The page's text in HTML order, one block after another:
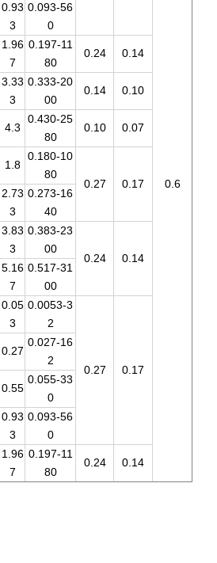
0.6
0.93
3
0.093-56
0
1.96
7
0.197-11
80
0.24 0.14
3.33
3
0.333-20
00
0.14 0.10
4.3
0.430-25
80
0.10 0.07
1.8
0.180-10
80
0.27
0.17
2.73
3
0.273-16
40
3.83
3
0.383-23
00
0.24
0.14
5.16
7
0.517-31
00
0.05
3
0.0053-3
2
0.27 0.17
0.27
0.027-16
2
0.55
0.055-33
0
0.93
3
0.093-56
0
1.96
7
0.197-11
80
0.24 0.14